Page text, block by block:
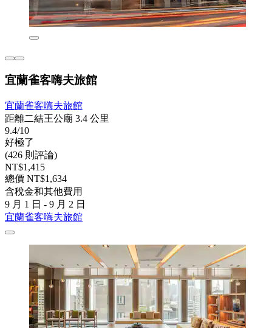
宜蘭雀客嗨夫旅館
宜蘭雀客嗨夫旅館
距離二結王公廟 3.4 公里
9.4/10
好極了
(426 則評論)
NT$1,415
總價 NT$1,634
含稅金和其他費用
9 月 1 日 - 9 月 2 日
宜蘭雀客嗨夫旅館